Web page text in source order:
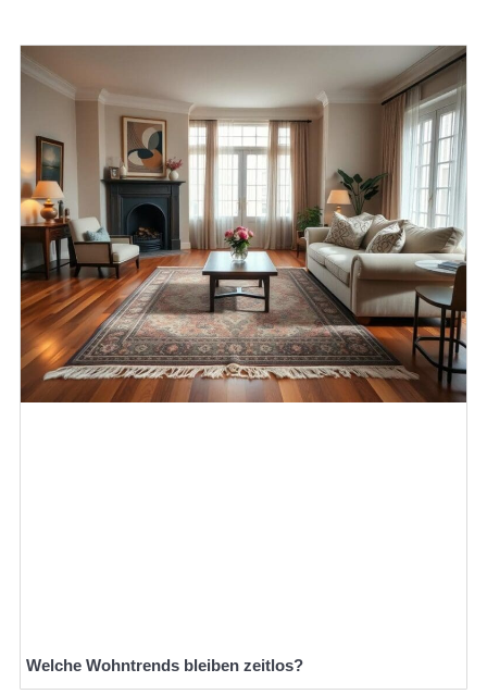
Welche Wohntrends bleiben zeitlos?